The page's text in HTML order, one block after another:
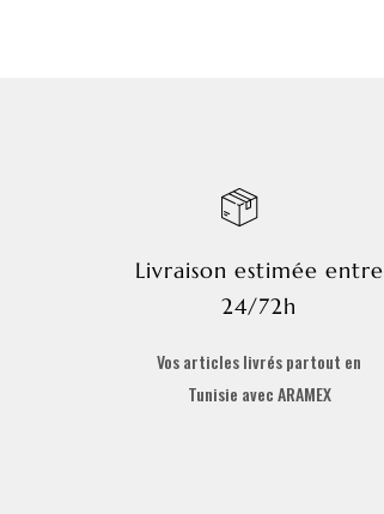
Livraison estimée entre
24/72h
Vos articles livrés partout en
Tunisie avec ARAMEX